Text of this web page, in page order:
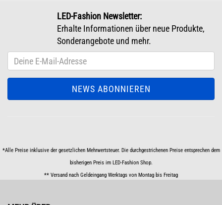
LED-Fashion Newsletter:
Erhalte Informationen über neue Produkte,
Sonderangebote und mehr.
*Alle Preise inklusive der gesetzlichen Mehrwertsteuer. Die durchgestrichenen Preise entsprechen dem
bisherigen Preis im LED-Fashion Shop.
** Versand nach Geldeingang Werktags von Montag bis Freitag